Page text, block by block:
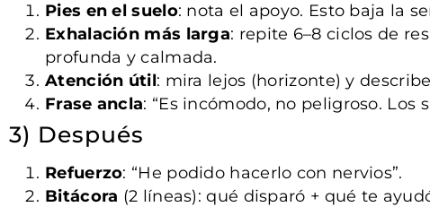
Pies en el suelo: nota el apoyo. Esto baja la
Exhalación más larga: repite 6–8 ciclos de
profunda y calmada.
Atención útil: mira lejos (horizonte) y
Frase ancla: “Es incómodo, no peligroso.
3) Después
Refuerzo: “He podido hacerlo con nervios”.
Bitácora (2 líneas): qué disparó + qué te